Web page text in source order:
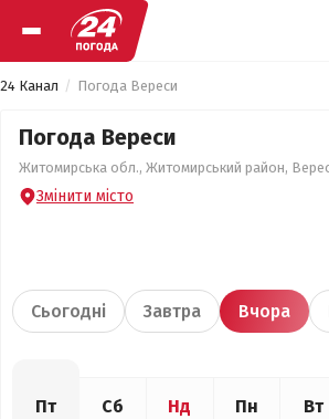
24 Канал Погода Вереси
Погода Вереси
Житомирська обл., Житомирський район,
Змінити місто
Сьогодні Завтра Вчора
Пт Сб Нд Пн Вт